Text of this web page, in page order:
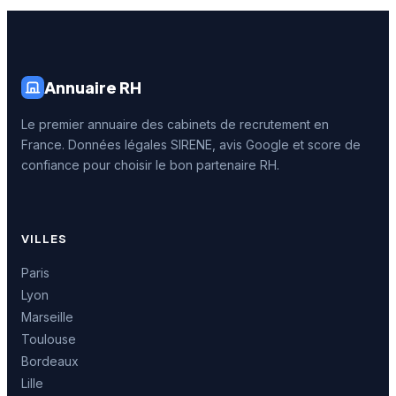
Annuaire RH
Le premier annuaire des cabinets de recrutement en
France. Données légales SIRENE, avis Google et score de
confiance pour choisir le bon partenaire RH.
VILLES
Paris
Lyon
Marseille
Toulouse
Bordeaux
Lille